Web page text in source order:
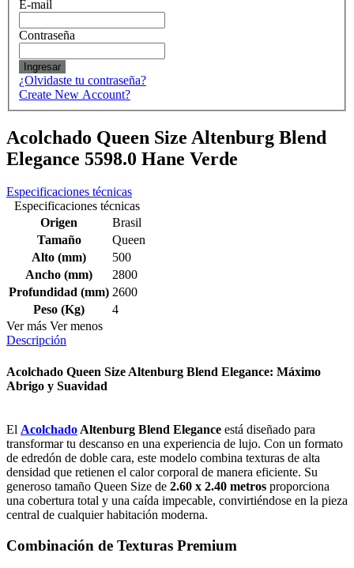
E-mail
Contraseña
Ingresar
¿Olvidaste tu contraseña?
Create New Account?
Acolchado Queen Size Altenburg Blend
Elegance 5598.0 Hane Verde
Especificaciones técnicas
Especificaciones técnicas
Origen
Brasil
Tamaño
Queen
Alto (mm)
500
Ancho (mm)
2800
Profundidad (mm) 2600
Peso (Kg)
4
Ver más Ver menos
Descripción
Acolchado Queen Size Altenburg Blend Elegance: Máximo
Abrigo y Suavidad
El Acolchado Altenburg Blend Elegance está diseñado para
transformar tu descanso en una experiencia de lujo. Con un formato
de edredón de doble cara, este modelo combina texturas de alta
densidad que retienen el calor corporal de manera eficiente. Su
generoso tamaño Queen Size de 2.60 x 2.40 metros proporciona
una cobertura total y una caída impecable, convirtiéndose en la pieza
central de cualquier habitación moderna.
Combinación de Texturas Premium